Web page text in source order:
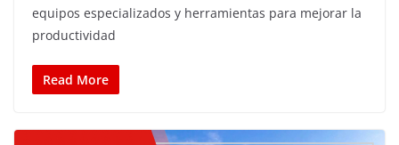
equipos especializados y herramientas para mejorar la
productividad
Read More